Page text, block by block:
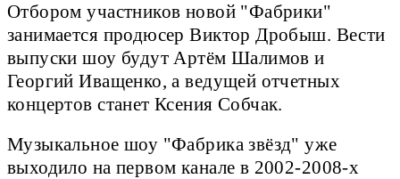
Отбором участников новой "Фабрики"
занимается продюсер Виктор Дробыш. Вести
выпуски шоу будут Артём Шалимов и
Георгий Иващенко, а ведущей отчетных
концертов станет Ксения Собчак.
Музыкальное шоу "Фабрика звёзд" уже
выходило на первом канале в 2002-2008-х